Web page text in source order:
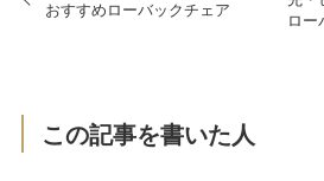
おすすめローバックチェア
ロー
この記事を書いた人